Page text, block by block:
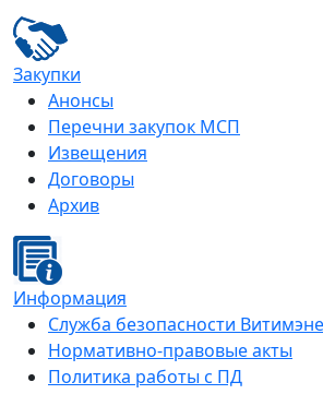
Закупки
Анонсы
Перечни закупок МСП
Извещения
Договоры
Архив
Информация
Служба безопасности
Нормативно-правовые акты
Политика работы с ПД